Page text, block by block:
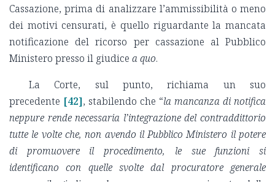
Cassazione, prima di analizzare l’ammissibilità o meno
dei motivi censurati, è quello riguardante la mancata
notificazione del ricorso per cassazione al Pubblico
Ministero presso il giudice a quo.
La Corte, sul punto, richiama un suo
precedente [42], stabilendo che “la mancanza di notifica
neppure rende necessaria l’integrazione del contraddittorio
tutte le volte che, non avendo il Pubblico Ministero il potere
di promuovere il procedimento, le sue funzioni si
identificano con quelle svolte dal procuratore generale